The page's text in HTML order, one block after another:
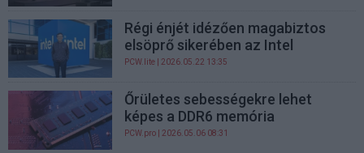
Régi énjét idézően magabiztos
elsöprő sikerében az Intel
PCW.lite | 2026.05.22 13:35
Őrületes sebességekre lehet
képes a DDR6 memória
PCW.pro | 2026.05.06 08:31